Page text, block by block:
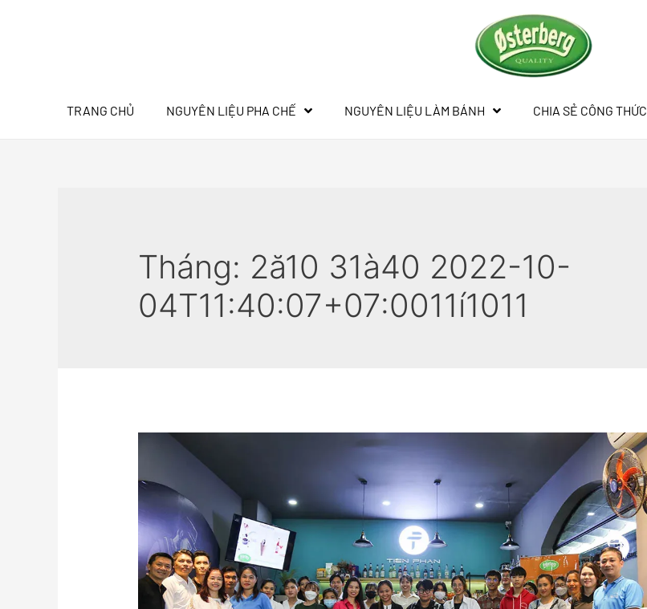
TRANG CHỦ NGUYÊN LIỆU PHA CHẾ NGUYÊN LIỆU LÀM BÁNH CHIA SẺ CÔNG THỨC
Tháng: 2ă10 31à40 2022-10-
04T11:40:07+07:0011í1011